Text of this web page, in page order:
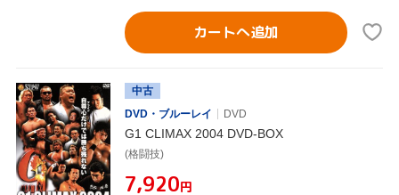
カートへ追加
中古
DVD・ブルーレイ
DVD
G1 CLIMAX 2004 DVD-BOX
(格闘技)
¥7,920円